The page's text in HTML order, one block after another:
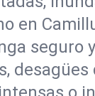
en
seguro